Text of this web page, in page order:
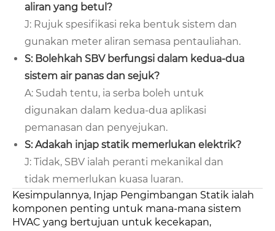
aliran yang betul?
J: Rujuk spesifikasi reka bentuk sistem dan
gunakan meter aliran semasa pentauliahan.
S: Bolehkah SBV berfungsi dalam kedua-dua
sistem air panas dan sejuk?
A: Sudah tentu, ia serba boleh untuk
digunakan dalam kedua-dua aplikasi
pemanasan dan penyejukan.
S: Adakah injap statik memerlukan elektrik?
J: Tidak, SBV ialah peranti mekanikal dan
tidak memerlukan kuasa luaran.
Kesimpulannya, Injap Pengimbangan Statik ialah
komponen penting untuk mana-mana sistem
HVAC yang bertujuan untuk kecekapan,